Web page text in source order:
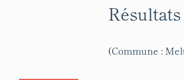
(Commune :